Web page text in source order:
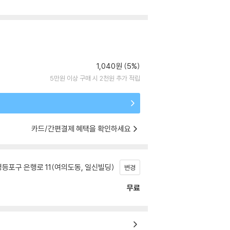
1,040원 (5%)
5만원 이상 구매 시 2천원 추가 적립
카드/간편결제 혜택을 확인하세요
포구 은행로 11(여의도동, 일신빌딩) 변경
무료